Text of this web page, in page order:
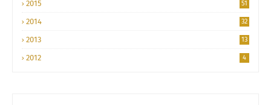
2015 51
2014 32
2013 13
2012 4